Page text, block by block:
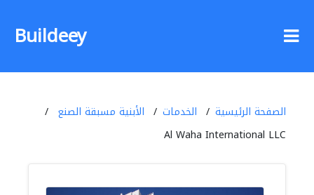
Buildeey
الصفحة الرئيسية الخدمات
الأبنية مسبقة الصنع
Al Waha International LLC